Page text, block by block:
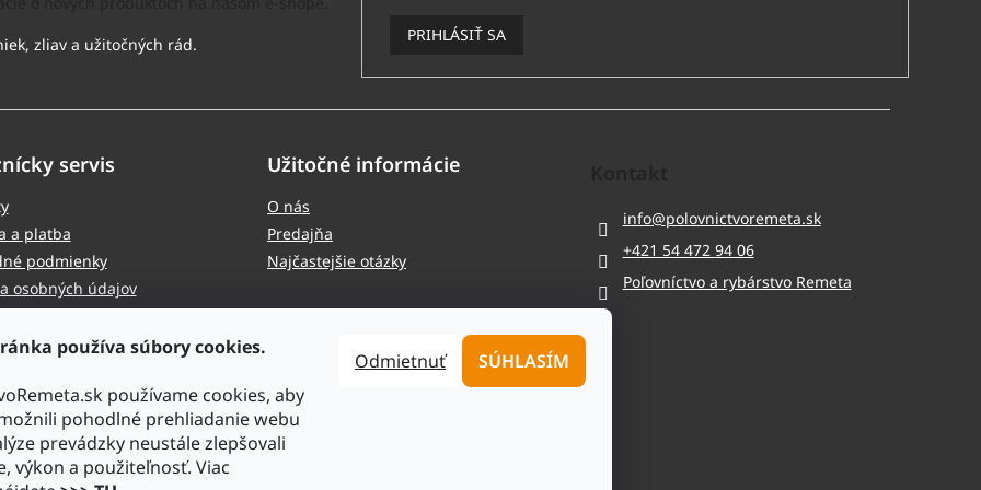
používa súbory cookies.
používame cookies, aby
pohodlné prehliadanie webu
prevádzky neustále zlepšovali
výkon a použiteľnosť. Viac
Odmietnuť SÚHLASÍM
PRIHLÁSIŤ SA
servis
a platba
podmienky
osobných údajov
a vrátenie tovaru
Užitočné informácie
O nás
Predajňa
Najčastejšie otázky
info@polovnictvoremeta.sk
+421 54 472 94 06
Poľovníctvo a rybárstvo Remeta